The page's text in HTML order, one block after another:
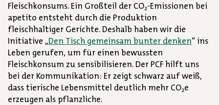
Fleischkonsums. Ein Großteil der CO2-Emissionen bei
apetito entsteht durch die Produktion
fleischhaltiger Gerichte. Deshalb haben wir die
Initiative „Den Tisch gemeinsam bunter denken“ ins
Leben gerufen, um für einen bewussten
Fleischkonsum zu sensibilisieren. Der PCF hilft uns
bei der Kommunikation: Er zeigt schwarz auf weiß,
dass tierische Lebensmittel deutlich mehr CO2e
erzeugen als pflanzliche.